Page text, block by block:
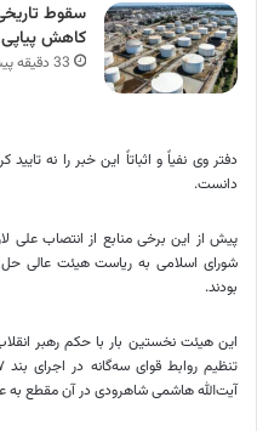
سقوط
کاهش
33 دقیقه پیش
دفتر وی نفیاً و اثباتاً این خبر را نه
دانست.
پیش از این برخی منابع از انتصاب علی
شورای اسلامی به ریاست هیئت عالی حل
بودند.
آیت‌الله هاشمی شاهرودی در آن مقطع